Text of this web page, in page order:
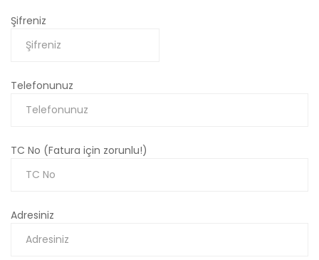
Şifreniz
Telefonunuz
TC No (Fatura için zorunlu!)
Adresiniz